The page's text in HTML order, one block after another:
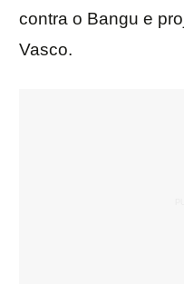
contra o Bangu e
Vasco.